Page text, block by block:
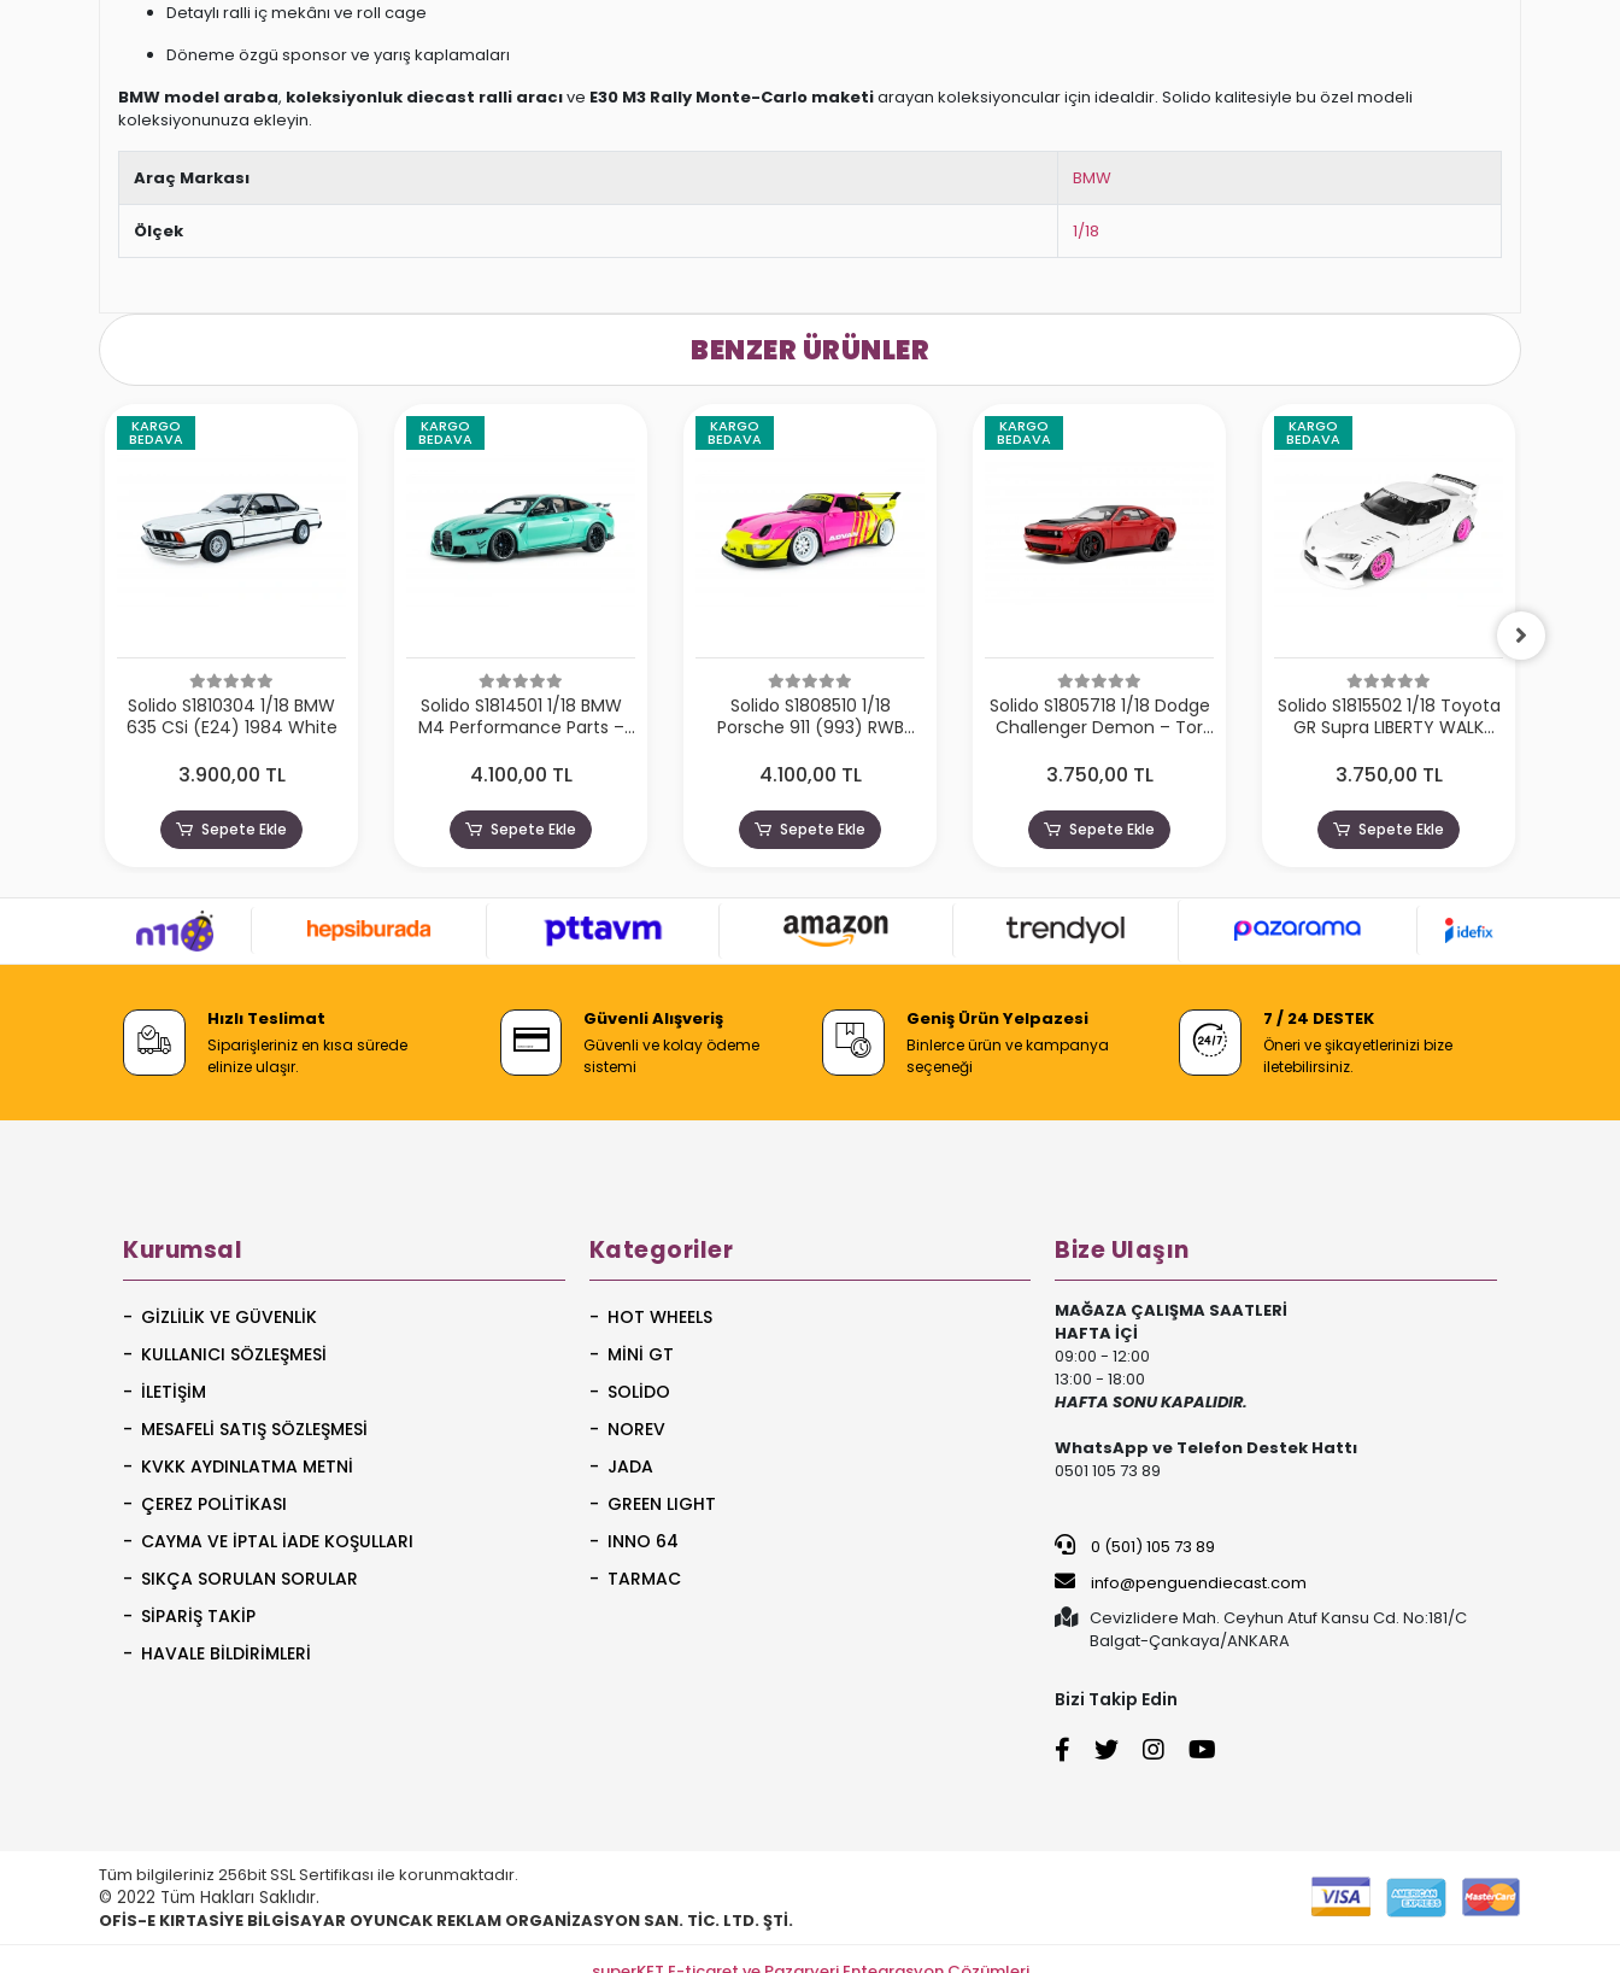
Detaylı ralli iç mekânı ve roll cage
Döneme özgü sponsor ve yarış kaplamaları
BMW model araba, koleksiyonluk diecast ralli aracıve E30 M3 Rally Monte-Carlo maketiarayan koleksiyoncular için idealdir. Solido kalitesiyle bu özel modeli
koleksiyonunuza ekleyin.
Araç Markası BMW
Ölçek 1/18
BENZER ÜRÜNLER
KARGO
BEDAVA
Solido S1810304 1/18 BMW
635 CSi (E24) 1984 White
3.900,00 TL
Sepete Ekle
KARGO
BEDAVA
Solido S1814501 1/18 BMW
M4 Performance Parts –
2025
4.100,00 TL
Sepete Ekle
KARGO
BEDAVA
Solido S1808510 1/18
Porsche 911 (993) RWB
4.100,00 TL
Sepete Ekle
KARGO
BEDAVA
Solido S1805718 1/18 Dodge
Challenger Demon – Tor
3.750,00 TL
Sepete Ekle
KARGO
BEDAVA
Solido S1815502 1/18 Toyota
GR Supra LIBERTY WALK
2025
3.750,00 TL
Sepete Ekle
Hızlı Teslimat
Siparişleriniz en kısa sürede
elinize ulaşır.
Güvenli Alışveriş
Güvenli ve kolay ödeme
sistemi
Geniş Ürün Yelpazesi
Binlerce ürün ve kampanya
seçeneği
7 / 24 DESTEK
Öneri ve şikayetlerinizi bize
iletebilirsiniz.
Kurumsal
GIZLILIK VE GÜVENLIK
KULLANICI SÖZLEŞMESI
İLETIŞIM
MESAFELI SATIŞ SÖZLEŞMESI
KVKK AYDINLATMA METNI
ÇEREZ POLITIKASI
CAYMA VE İPTAL İADE KOŞULLARI
SIKÇA SORULAN SORULAR
SIPARIŞ TAKIP
HAVALE BILDIRIMLERI
Kategoriler
HOT WHEELS
MİNİ GT
SOLİDO
NOREV
JADA
GREEN LIGHT
INNO 64
TARMAC
Bize Ulaşın
MAĞAZA ÇALIŞMA SAATLERİ
HAFTA İÇİ
09:00 - 12:00
13:00 - 18:00
HAFTA SONU KAPALIDIR.
WhatsApp ve Telefon Destek Hattı
0501 105 73 89
0 (501) 105 73 89
info@penguendiecast.com
Cevizlidere Mah. Ceyhun Atuf Kansu Cd. No:181/C
Balgat-Çankaya/ANKARA
Bizi Takip Edin
Tüm bilgileriniz 256bit SSL Sertifikası ile korunmaktadır.
© 2022 Tüm Hakları Saklıdır.
OFİS-E KIRTASİYE BİLGİSAYAR OYUNCAK REKLAM ORGANİZASYON SAN. TİC. LTD. ŞTİ.